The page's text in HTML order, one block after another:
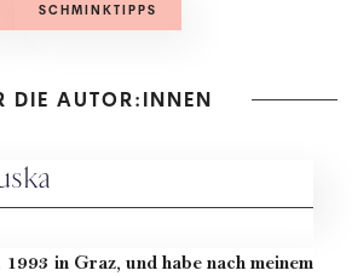
SCHMINKTIPPS
DIE AUTOR:INNEN
1993 in Graz, und habe nach meinem